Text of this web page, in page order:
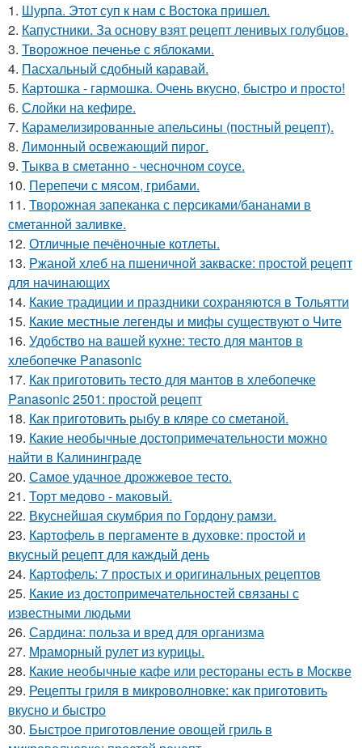
1. Шурпа. Этот суп к нам с Востока пришел.
2. Капустники. За основу взят рецепт ленивых голубцов.
3. Творожное печенье с яблоками.
4. Пасхальный сдобный каравай.
5. Картошка - гармошка. Очень вкусно, быстро и просто!
6. Слойки на кефире.
7. Карамелизированные апельсины (постный рецепт).
8. Лимонный освежающий пирог.
9. Тыква в сметанно - чесночном соусе.
10. Перепечи с мясом, грибами.
11. Творожная запеканка с персиками/бананами в
сметанной заливке.
12. Отличные печёночные котлеты.
13. Ржаной хлеб на пшеничной закваске: простой рецепт
для начинающих
14. Какие традиции и праздники сохраняются в Тольятти
15. Какие местные легенды и мифы существуют о Чите
16. Удобство на вашей кухне: тесто для мантов в
хлебопечке Panasonic
17. Как приготовить тесто для мантов в хлебопечке
Panasonic 2501: простой рецепт
18. Как приготовить рыбу в кляре со сметаной.
19. Какие необычные достопримечательности можно
найти в Калининграде
20. Самое удачное дрожжевое тесто.
21. Торт медово - маковый.
22. Вкуснейшая скумбрия по Гордону рамзи.
23. Картофель в пергаменте в духовке: простой и
вкусный рецепт для каждый день
24. Картофель: 7 простых и оригинальных рецептов
25. Какие из достопримечательностей связаны с
известными людьми
26. Сардина: польза и вред для организма
27. Мраморный рулет из курицы.
28. Какие необычные кафе или рестораны есть в Москве
29. Рецепты гриля в микроволновке: как приготовить
вкусно и быстро
30. Быстрое приготовление овощей гриль в